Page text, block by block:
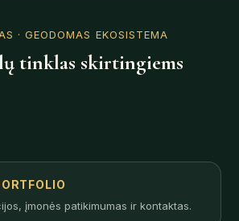
· GEODOMAS EKOSISTEMA
tinklas skirtingiems
įmonės patikimumas ir kontaktas.